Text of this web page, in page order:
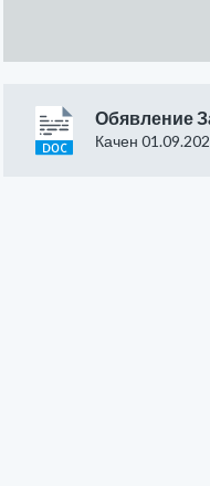
Обявление
Качен